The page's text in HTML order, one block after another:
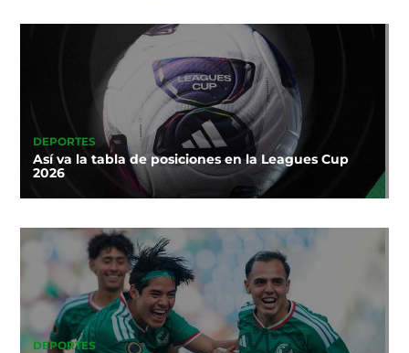
DEPORTES
Así va la tabla de posiciones en la Leagues Cup
2026
DEPORTES